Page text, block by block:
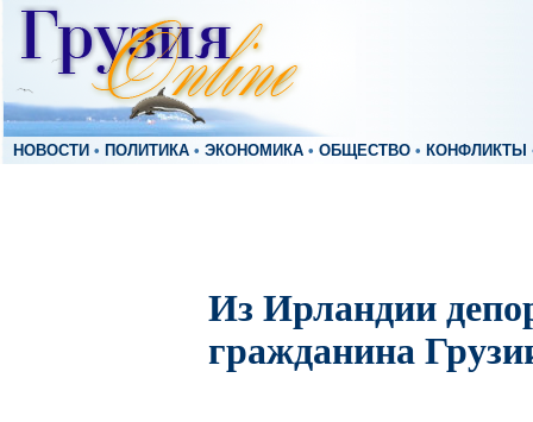
НОВОСТИ • ПОЛИТИКА • ЭКОНОМИКА • ОБЩЕСТВО • КОНФЛИКТЫ
Из Ирландии
гражданина